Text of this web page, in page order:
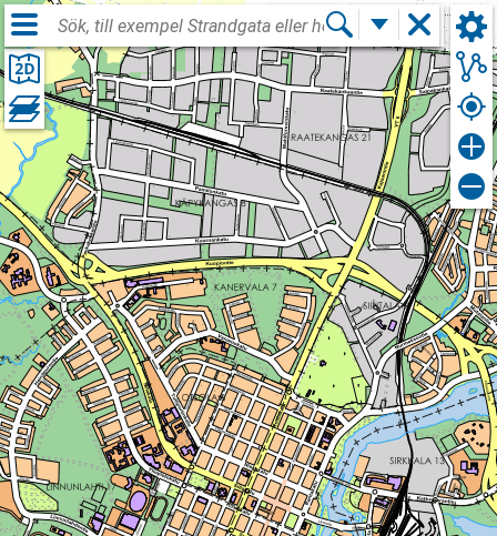
Logga in
SWE